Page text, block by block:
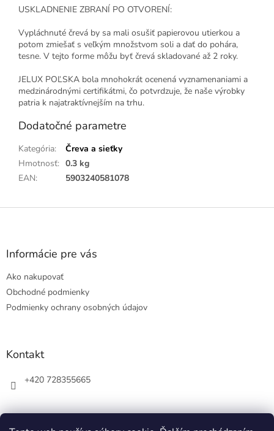
USKLADNENIE ZBRANÍ PO OTVORENÍ:
Vypláchnuté črevá by sa mali osušiť papierovou utierkou a
potom zmiešať s veľkým množstvom soli a dať do pohára,
tesne. V tejto forme môžu byť črevá skladované až 2 roky.
JELUX POĽSKA bola mnohokrát ocenená vyznamenaniami a
medzinárodnými certifikátmi, čo potvrdzuje, že naše výrobky
patria k najatraktívnejším na trhu.
Dodatočné parametre
Kategória:
Čreva a sieťky
Hmotnosť: 0.3 kg
EAN: 5903240581078
Z
Informácie pre vás
Ako nakupovať
Obchodné podmienky
Podmienky ochrany osobných údajov
Kontakt
+420 728355665